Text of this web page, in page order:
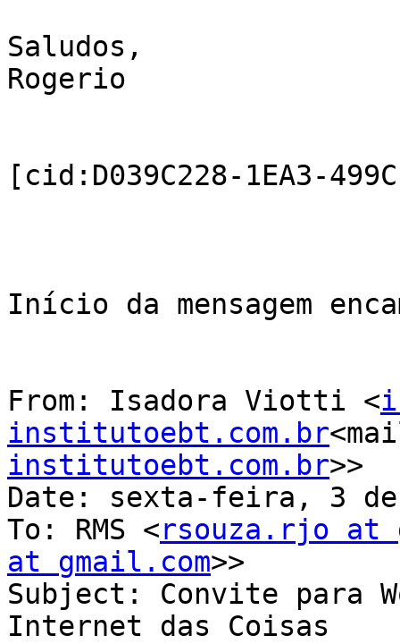
Saludos,
Rogerio
[cid:D039C228-1EA3-
Início da mensagem
From: Isadora Viotti <
institutoebt.com.br
institutoebt.com.br>>
Date: sexta-feira, 3 de
To: RMS <rsouza.rjo at
at gmail.com>>
Subject: Convite para
Internet das Coisas